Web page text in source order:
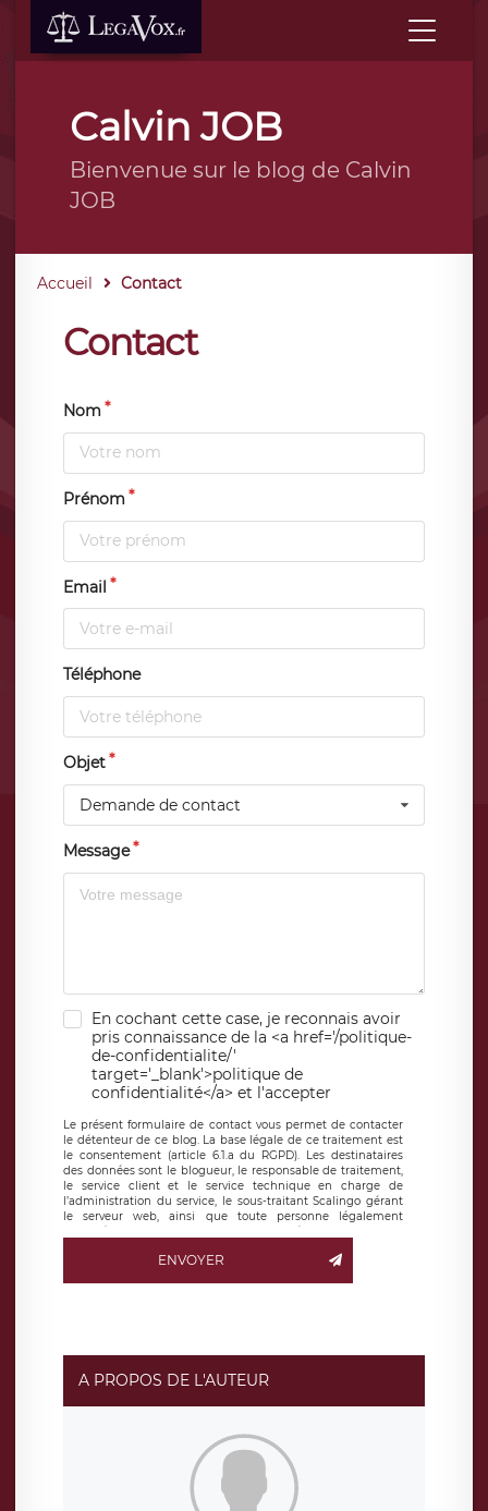
Calvin JOB
Bienvenue sur le blog de Calvin
JOB
Accueil Contact
Contact
Nom
Prénom
Email
Téléphone
Objet
Demande de contact
Message
En cochant cette case, je reconnais avoir
pris connaissance de la <a href='/politique-
de-confidentialite/'
target='_blank'>politique de
confidentialité</a> et l'accepter
Le présent formulaire de contact vous permet de contacter
le détenteur de ce blog. La base légale de ce traitement est
le consentement (article 6.1.a du RGPD). Les destinataires
des données sont le blogueur, le responsable de traitement,
le service client et le service technique en charge de
l’administration du service, le sous-traitant Scalingo gérant
le serveur web, ainsi que toute personne légalement
autorisée. Le formulaire de contact à destination du
basé en France et offrant des
clauses de protection
limitation du traitement relatif à vos données à caractère
données. Vous pouvez exercer ces droits auprès du délégué
de traitement est la société LÉGAVOX, sis 9 rue Léopold
Sédar Senghor, joignable à l’adresse mail :
responsabledetraitement@legavox.fr. Vous avez également
le droit d’introduire une réclamation auprès d’une autorité
ENVOYER
A PROPOS DE L'AUTEUR